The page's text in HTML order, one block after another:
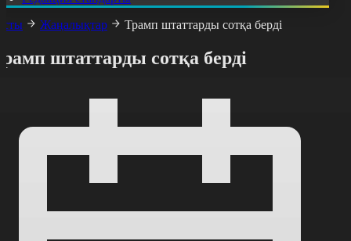
Жаңалықтар Трамп штаттарды сотқа берді
штаттарды сотқа берді